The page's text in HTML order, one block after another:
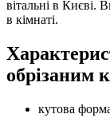
вітальні в Києві.
в кімнаті.
обрізаним
кутова